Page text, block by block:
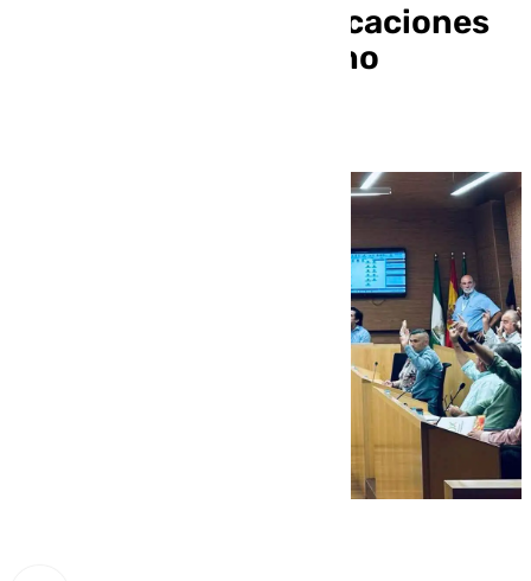
en suelo urbano edificaciones
irregulares en suelo no